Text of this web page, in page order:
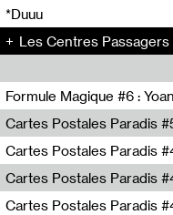
*Duuu
Les Centres Passagers #2 : Les
Formule Magique #6 :
Nathalie Lacroix,Yoann
Cartes Postales Paradis
Zoé Leroux
Cartes Postales Paradis
Aurore Portales
Cartes Postales Paradis
Mathias Dupaquier
Cartes Postales Paradis
00
00